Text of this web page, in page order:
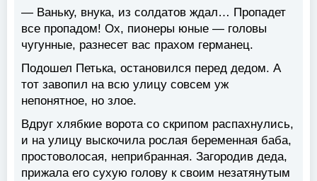
— Ваньку, внука, из солдатов ждал… Пропадет
все пропадом! Ох, пионеры юные — головы
чугунные, разнесет вас прахом германец.
Подошел Петька, остановился перед дедом. А
тот завопил на всю улицу совсем уж
непонятное, но злое.
Вдруг хлябкие ворота со скрипом распахнулись,
и на улицу выскочила рослая беременная баба,
простоволосая, неприбранная. Загородив деда,
прижала его сухую голову к своим незатянутым